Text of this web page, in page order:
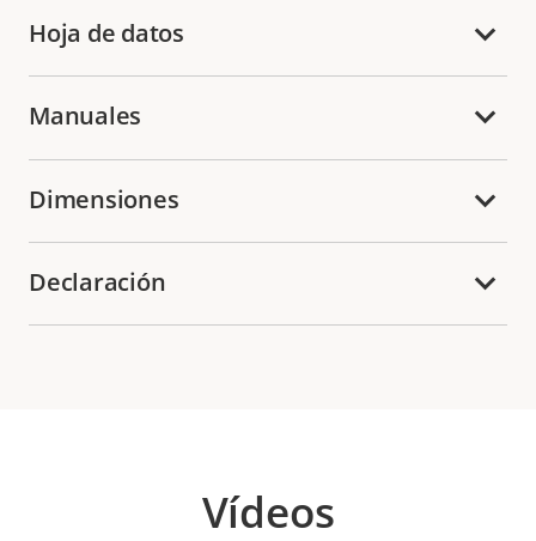
Hoja de datos
Manuales
Dimensiones
Declaración
Vídeos